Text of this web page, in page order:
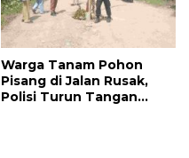
Warga Tanam Pohon
Pisang di Jalan Rusak,
Polisi Turun Tangan